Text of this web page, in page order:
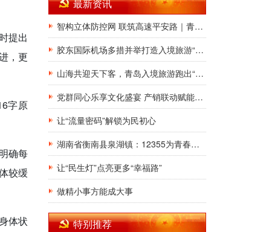
提出
，更
字原
确每
较缓
体状
最新资讯
智构立体防控网 联筑高速平安路｜青岛公安交管董胶高速大队深耕交通治理提质增效
胶东国际机场多措并举打造入境旅游“第一窗口”九项举措精准发力，助力青岛建设国际滨海旅游度假胜地
山海共迎天下客，青岛入境旅游跑出“加速度”，向世界发出“青春之约”
党群同心乐享文化盛宴 产销联动赋能乡村振兴
让“流量密码”解锁为民初心
湖南省衡南县泉湖镇：12355为青春护航，暑期安全法治宣讲“润”童心
让“民生灯”点亮更多“幸福路”
做精小事方能成大事
特别推荐